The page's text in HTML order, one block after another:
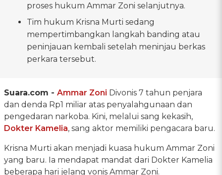
proses hukum Ammar Zoni selanjutnya.
Tim hukum Krisna Murti sedang
mempertimbangkan langkah banding atau
peninjauan kembali setelah meninjau berkas
perkara tersebut.
Suara.com - Ammar Zoni Divonis 7 tahun penjara
dan denda Rp1 miliar atas penyalahgunaan dan
pengedaran narkoba. Kini, melalui sang kekasih,
Dokter Kamelia, sang aktor memiliki pengacara baru.
Krisna Murti akan menjadi kuasa hukum Ammar Zoni
yang baru. Ia mendapat mandat dari Dokter Kamelia
beberapa hari jelang vonis Ammar Zoni.